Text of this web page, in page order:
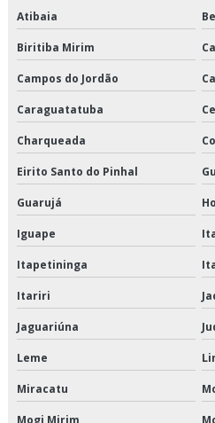
Serviço de transporte produtos
Terceirização de armazenagem
Terceirização de armazenagem
Terceirização de armazenagem
Terceirização de armazenagem
Terceirização de entregas
Terceirização de logística de
Terceirização de logística de
Terceirização de logística para
Atibaia
Biritiba Mirim
Campos do Jordão
Caraguatatuba
Charqueada
Eirito Santo do Pinhal
Guarujá
Iguape
Itapetininga
Itariri
Jaguariúna
Leme
Miracatu
Mogi Mirim